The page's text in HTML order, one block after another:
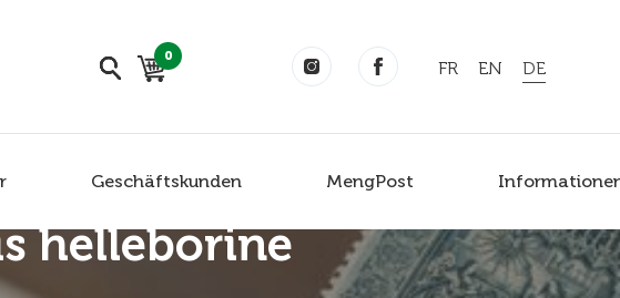
Geschäftskunden MengPost
0
FR EN DE
helleborine